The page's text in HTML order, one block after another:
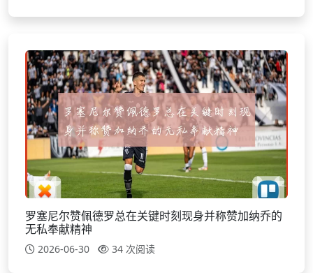
罗塞尼尔赞佩德罗总在关键时刻现身并称赞加纳乔的
无私奉献精神
2026-06-30 34 次阅读